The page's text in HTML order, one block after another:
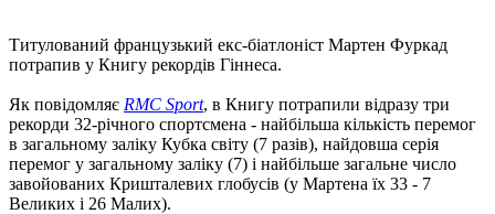
Титулований французький екс-біатлоніст Мартен Фуркад
потрапив у Книгу рекордів Гіннеса.
Як повідомляє RMC Sport, в Книгу потрапили відразу три
рекорди 32-річного спортсмена - найбільша кількість перемог
в загальному заліку Кубка світу (7 разів), найдовша серія
перемог у загальному заліку (7) і найбільше загальне число
завойованих Кришталевих глобусів (у Мартена їх 33 - 7
Великих і 26 Малих).